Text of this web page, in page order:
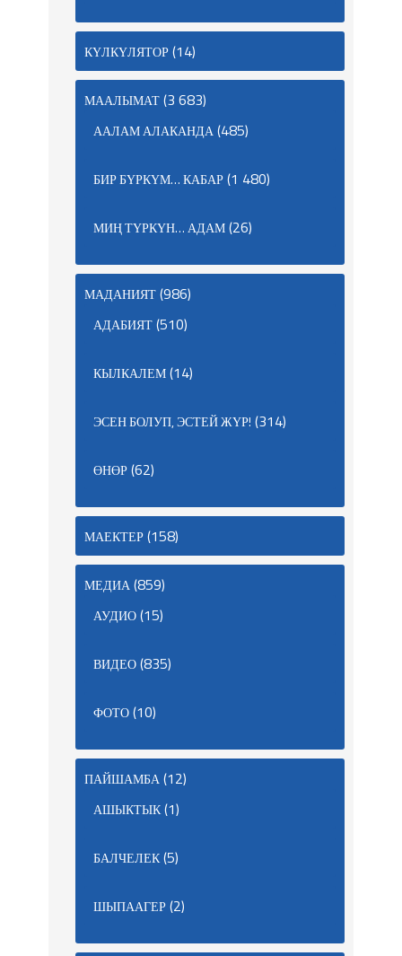
КҮЛКҮЛЯТОР(14)
МААЛЫМАТ(3 683)
ААЛАМ АЛАКАНДА(485)
БИР БҮРКҮМ… КАБАР(1 480)
МИҢ ТҮРКҮН… АДАМ(26)
МАДАНИЯТ(986)
АДАБИЯТ(510)
КЫЛКАЛЕМ(14)
ЭСЕН БОЛУП, ЭСТЕЙ ЖҮР! (314)
ӨНӨР(62)
МАЕКТЕР(158)
МЕДИА(859)
АУДИО(15)
ВИДЕО(835)
ФОТО(10)
ПАЙШАМБА(12)
АШЫКТЫК(1)
БАЛЧЕЛЕК(5)
ШЫПААГЕР(2)